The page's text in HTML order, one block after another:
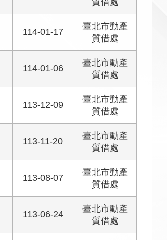
114-01-17
臺北市動產
質借處
114-01-06
臺北市動產
質借處
113-12-09
臺北市動產
質借處
113-11-20
臺北市動產
質借處
113-08-07
臺北市動產
質借處
113-06-24
臺北市動產
質借處